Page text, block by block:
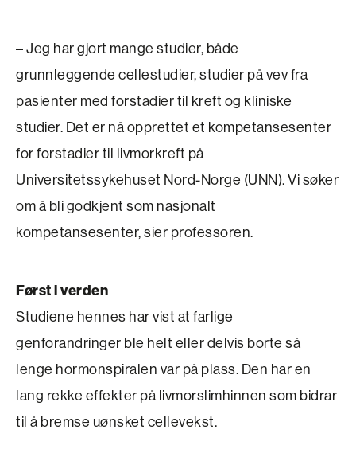
– Jeg har gjort mange studier, både
grunnleggende celle­studier, studier på vev fra
pasienter med forstadier til kreft og kliniske
studier. Det er nå opprettet et kompetansesenter
for forstadier til livmorkreft på
Universitetssykehuset Nord-Norge (UNN). Vi søker
om å bli godkjent som nasjonalt
kompetansesenter, sier professoren.
Først i verden
Studiene hennes har vist at farlige
genforandringer ble helt eller delvis borte så
lenge hormonspiralen var på plass. Den har en
lang rekke effekter på livmorslimhinnen som bidrar
til å bremse uønsket cellevekst.